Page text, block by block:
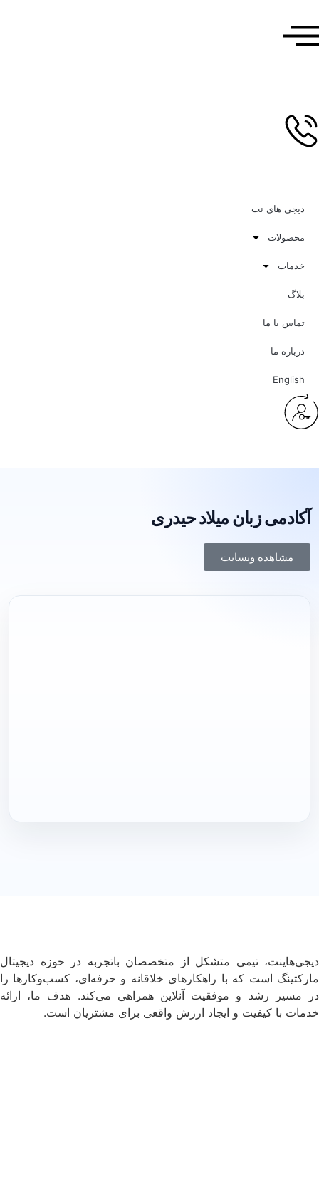
دیجی های نت
محصولات
خدمات
بلاگ
تماس با ما
درباره ما
English
آکادمی زبان میلاد حیدری
مشاهده وبسایت
دیجی‌هاینت، تیمی متشکل از متخصصان باتجربه در حوزه دیجیتال
مارکتینگ است که با راهکارهای خلاقانه و حرفه‌ای، کسب‌وکارها را
در مسیر رشد و موفقیت آنلاین همراهی می‌کند. هدف ما، ارائه
خدمات با کیفیت و ایجاد ارزش واقعی برای مشتریان است.